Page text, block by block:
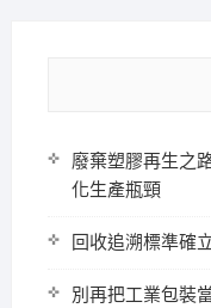
廢棄塑膠再生之
化生產瓶頸
回收追溯標準確
別再把工業包裝